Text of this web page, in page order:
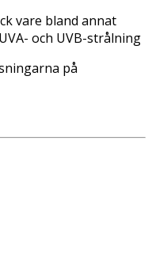
vare bland annat
och UVB-strålning
på